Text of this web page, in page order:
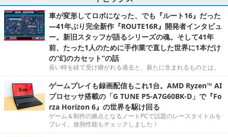
車が変形してロボになった、でも『ルート16』だった
―41年ぶり完全新作『ROUTE16R』開発者インタビュ
ー。新旧スタッフが語るシリーズの魂。そして41年
前、たった1人のために手作業で直した世界に1本だけ
の“幻のカセット”の話
長い時を経て受け継がれる過去と、新たに生まれるものとは。
ゲームプレイも録画配信もこれ1台。AMD Ryzen™ AI
プロセッサ搭載の「G TUNE P5-A7G60BK-D」で『Fo
rza Horizon 6』の世界を駆け回る
ゲーム＆制作の拠点となるノートPCで話題のレースタイトルを
プレイ。放熱性能もチェックしました！